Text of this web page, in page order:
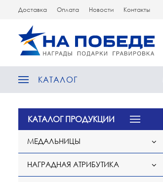
Доставка Оплата Новости Контакты
КАТАЛОГ
КАТАЛОГ ПРОДУКЦИИ
МЕДАЛЬНИЦЫ
НАГРАДНАЯ АТРИБУТИКА